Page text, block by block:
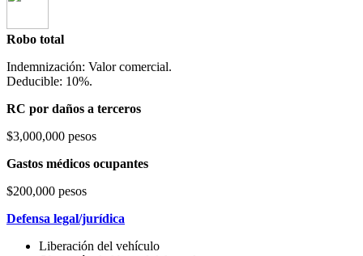
Robo total
Indemnización: Valor comercial.
Deducible: 10%.
RC por daños a terceros
$3,000,000 pesos
Gastos médicos ocupantes
$200,000 pesos
Defensa legal/jurídica
Liberación del vehículo